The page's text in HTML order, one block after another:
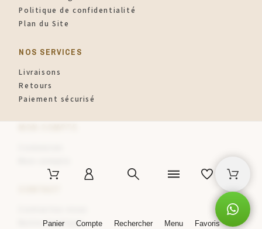
Politique de confidentialité
Plan du Site
NOS SERVICES
Livraisons
Retours
Paiement sécurisé
Notre boutique
Panier Compte Rechercher Menu Favoris